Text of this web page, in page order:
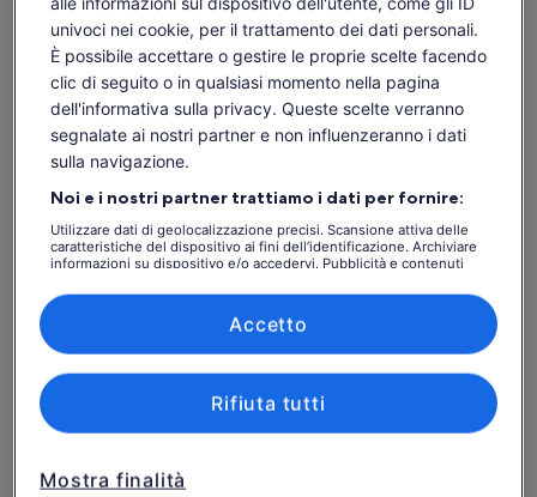
fuoco scoppiettante in una tradizionale Kota lappone e
prepareremo il pesce più fresco che tu abbia mai
assaggiato. Imparerai i metodi tradizionali di cottura del
pesce, con tutta l'attrezzatura necessaria fornita da
Xwander.
Questa esperienza è perfetta per amici, coppie e famiglie. I
bambini possono divertirsi con attività come lo slittino e lo
slittino, garantendo a tutti un'esperienza memorabile.
Le nostre acque fredde e limpide rendono il pesce
incredibilmente fresco. Unisciti a noi in questa incredibile
esperienza invernale!
- - - -
Vai ai biglietti
I contenuti di questa pagina possono essere stati
tradotti automaticamente.
Visualizza il testo originale (in inglese)
Comunicaci la tua opinione su questa traduzione
Cosa include e cosa no
Trasferimenti da Ivalo e ritorno
Cibo e bevande
Attrezzature da pesca
Trasferimenti supplementari da Inari, Nellim,
Kakslauttanen, Kiilopää e Saariselkä
univoci nei cookie, per il trattamento dei dati personali.
È possibile accettare o gestire le proprie scelte facendo
clic di seguito o in qualsiasi momento nella pagina
dell'informativa sulla privacy. Queste scelte verranno
segnalate ai nostri partner e non influenzeranno i dati
sulla navigazione.
Noi e i nostri partner trattiamo i dati per fornire:
Utilizzare dati di geolocalizzazione precisi. Scansione attiva delle
caratteristiche del dispositivo ai fini dell’identificazione. Archiviare
informazioni su dispositivo e/o accedervi. Pubblicità e contenuti
annunci, ricerche sul pubblico, sviluppo di servizi.
Elenco dei partner (fornitori)
Mostra finalità
Rifiuta tutti
Accetto